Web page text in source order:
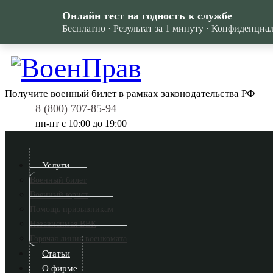
Получите военный билет в рамках законодательства РФ
8 (800) 707-85-94
пн-пт c 10:00 до 19:00
Услуги
Военный билет
Военный юрист
Помощь призывникам
Независимая ВВК
Горячая линия военкомата
Статьи
О фирме
Онлайн тест на годность к службе
Бесплатно · Результат за 1 минуту ·